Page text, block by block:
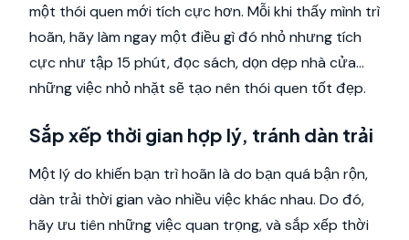
một thói quen mới tích cực hơn. Mỗi khi thấy mình trì
hoãn, hãy làm ngay một điều gì đó nhỏ nhưng tích
cực như tập 15 phút, đọc sách, dọn dẹp nhà cửa...
những việc nhỏ nhặt sẽ tạo nên thói quen tốt đẹp.
Sắp xếp thời gian hợp lý, tránh dàn trải
Một lý do khiến bạn trì hoãn là do bạn quá bận rộn,
dàn trải thời gian vào nhiều việc khác nhau. Do đó,
hãy ưu tiên những việc quan trọng, và sắp xếp thời